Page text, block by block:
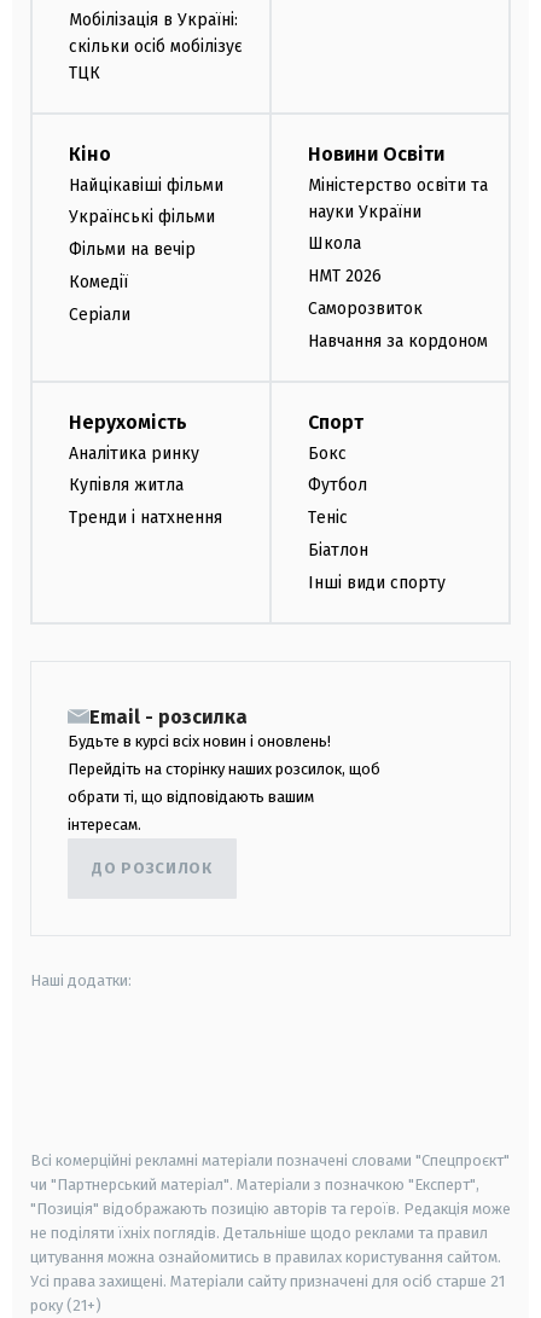
Мобілізація в Україні:
скільки осіб мобілізує
ТЦК
Кіно
Найцікавіші фільми
Українські фільми
Фільми на вечір
Комедії
Серіали
Новини Освіти
Міністерство освіти та
науки України
Школа
НМТ 2026
Саморозвиток
Навчання за кордоном
Нерухомість
Аналітика ринку
Купівля житла
Тренди і натхнення
Спорт
Бокс
Футбол
Теніс
Біатлон
Інші види спорту
Email - розсилка
Будьте в курсі всіх новин і оновлень!
Перейдіть на сторінку наших розсилок, щоб
обрати ті, що відповідають вашим
інтересам.
ДО РОЗСИЛОК
Наші додатки:
Всі комерційні рекламні матеріали позначені словами "Спецпроєкт"
чи "Партнерський матеріал". Матеріали з позначкою "Експерт",
"Позиція" відображають позицію авторів та героїв. Редакція може
не поділяти їхніх поглядів. Детальніше щодо реклами та правил
цитування можна ознайомитись в правилах користування сайтом.
Усі права захищені. Матеріали сайту призначені для осіб старше 21
року (21+)